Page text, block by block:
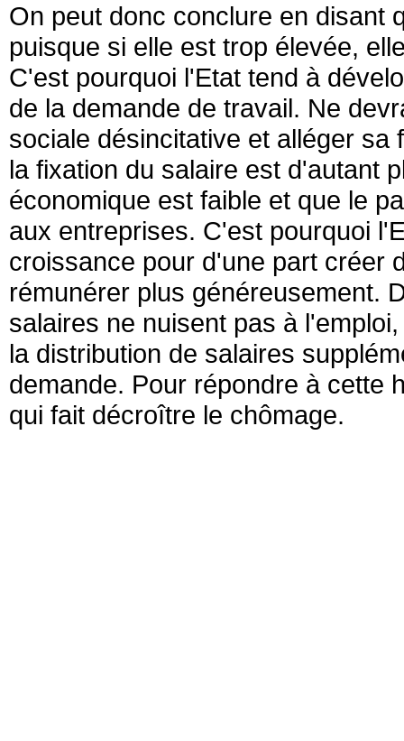
On peut donc conclure en disant
puisque si elle est trop élevée,
C'est pourquoi l'Etat tend à
de la demande de travail. Ne
sociale désincitative et alléger sa
la fixation du salaire est d'autant
économique est faible et que le
aux entreprises. C'est pourquoi
croissance pour d'une part créer
rémunérer plus généreusement.
salaires ne nuisent pas à
la distribution de salaires
demande. Pour répondre à cette
qui fait décroître le chômage.